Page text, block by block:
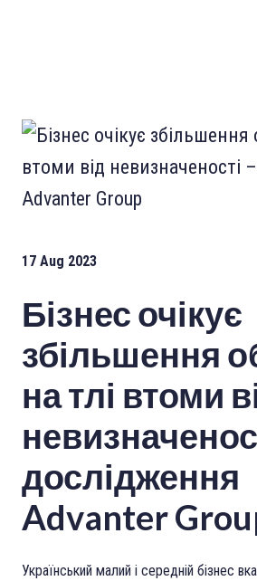
17 Aug 2023
Бізнес очікує
збільшення
на тлі втоми
дослідження
Advanter
Український малий і середній бізнес